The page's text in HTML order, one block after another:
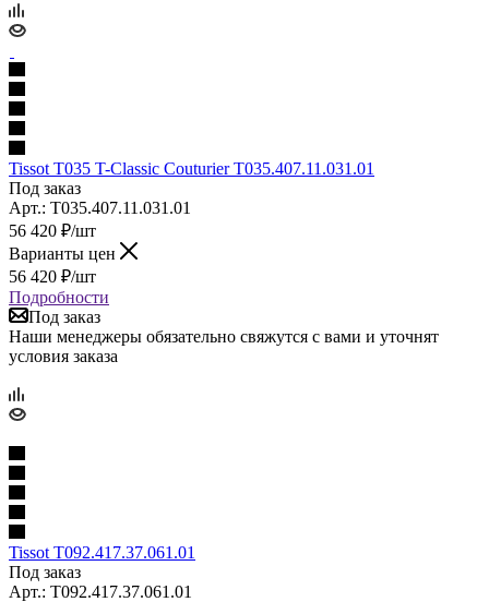
Tissot T035 T-Classic Couturier T035.407.11.031.01
Под заказ
Арт.: T035.407.11.031.01
56 420 ₽/шт
Варианты цен
56 420 ₽/шт
Подробности
Под заказ
Наши менеджеры обязательно свяжутся с вами и уточнят
условия заказа
Tissot T092.417.37.061.01
Под заказ
Арт.: T092.417.37.061.01